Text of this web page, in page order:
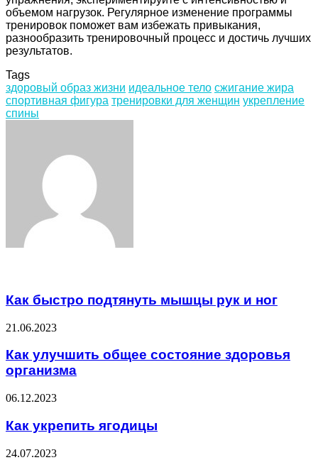
объемом нагрузок. Регулярное изменение программы
тренировок поможет вам избежать привыкания,
разнообразить тренировочный процесс и достичь лучших
результатов.
Tags
здоровый образ жизни идеальное тело сжигание жира
спортивная фигура тренировки для женщин укрепление
спины
Как быстро подтянуть мышцы рук и ног
21.06.2023
Как улучшить общее состояние здоровья
организма
06.12.2023
Как укрепить ягодицы
24.07.2023